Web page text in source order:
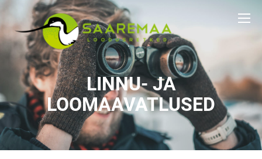
LINNU- JA
LOOMAAVATLUSED